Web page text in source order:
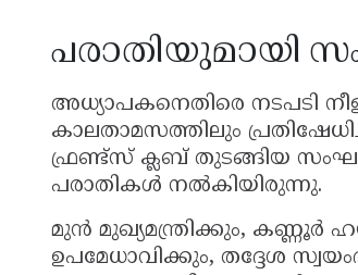
പരാതിയുമായി
അധ്യാപകനെതിരെ നടപടി
കാലതാമസത്തിലും
ഫ്രണ്ട്സ് ക്ലബ് തുടങ്ങിയ
പരാതികൾ നൽകിയിരുന്നു.
മുൻ മുഖ്യമന്ത്രിക്കും, കണ്ണൂർ
ഉപമേധാവിക്കും, തദ്ദേശ